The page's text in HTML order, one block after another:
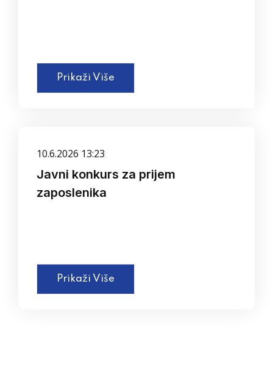
Prikaži Više
10.6.2026 13:23
Javni konkurs za prijem
zaposlenika
Prikaži Više